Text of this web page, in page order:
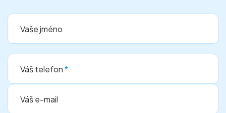
Vaše jméno
Váš telefon*
Váš e-mail